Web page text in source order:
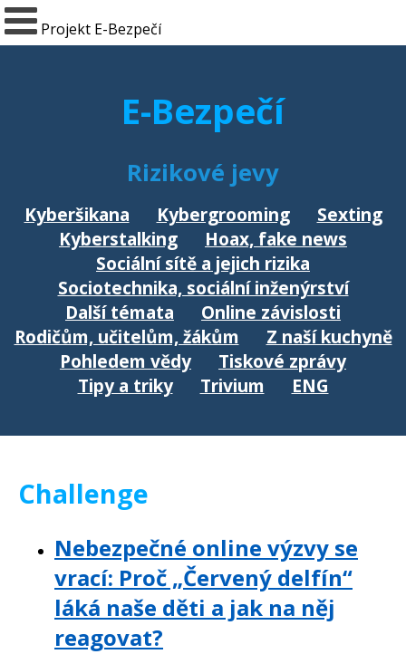
Projekt E-Bezpečí
E-Bezpečí
Rizikové jevy
Kyberšikana Kybergrooming
Sexting
Kyberstalking
Hoax, fake news
Sociální sítě a jejich rizika
Sociotechnika, sociální inženýrství
Další témata
Online závislosti
Rodičům, učitelům, žákům
Z naší kuchyně
Pohledem vědy
Tiskové zprávy
Tipy a triky
Trivium ENG
Challenge
Nebezpečné online výzvy se
vrací: Proč „Červený delfín“
láká naše děti a jak na něj
reagovat?